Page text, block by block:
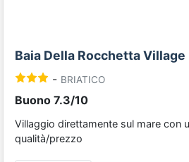
Baia Della Rocchetta Village
- BRIATICO
Buono 7.3/10
Villaggio direttamente sul mare con
qualità/prezzo